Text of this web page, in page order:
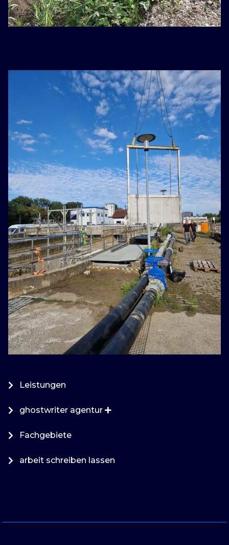
Leistungen
ghostwriter agentur
Fachgebiete
arbeit schreiben lassen